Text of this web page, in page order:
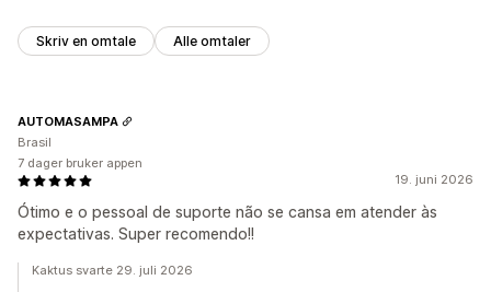
Skriv en omtale Alle omtaler
19. juni 2026
Ótimo e o pessoal de suporte não se cansa em atender às
expectativas. Super recomendo!!
AUTOMASAMPA
Brasil
7 dager bruker appen
Kaktus svarte 29. juli 2026